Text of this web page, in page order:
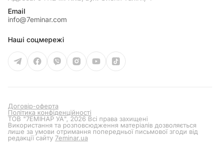
Email
info@7eminar.com
Наші соцмережі
Договір-оферта
Політика конфіденційності
ТОВ "7ЕМІНАР УА", 2026 Всі права захищені
Використання та розповсюдження матеріалів дозволяється
лише за умови отримання попередньої письмової згоди від
редакції сайту 7eminar.ua